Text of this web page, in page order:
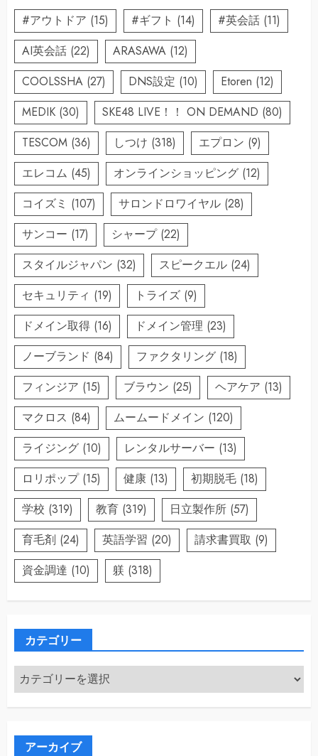
#アウトドア (15) #ギフト (14) #英会話 (11)
AI英会話 (22) ARASAWA (12)
COOLSSHA (27) DNS設定 (10) Etoren (12)
MEDIK (30) SKE48 LIVE！！ ON DEMAND (80)
TESCOM (36) しつけ (318) エプロン (9)
エレコム (45) オンラインショッピング (12)
コイズミ (107) サロンドロワイヤル (28)
サンコー (17) シャープ(22)
スタイルジャパン (32) スピークエル (24)
セキュリティ (19) トライズ (9)
ドメイン取得 (16) ドメイン管理 (23)
ノーブランド (84) ファクタリング (18)
フィンジア (15) ブラウン (25) ヘアケア (13)
マクロス (84) ムームードメイン (120)
ライジング (10) レンタルサーバー (13)
ロリポップ(15) 健康 (13) 初期脱毛 (18)
学校 (319) 教育 (319) 日立製作所 (57)
育毛剤 (24) 英語学習 (20) 請求書買取 (9)
資金調達 (10) 躾 (318)
カテゴリー
カ
テ
ゴ
アーカイブ